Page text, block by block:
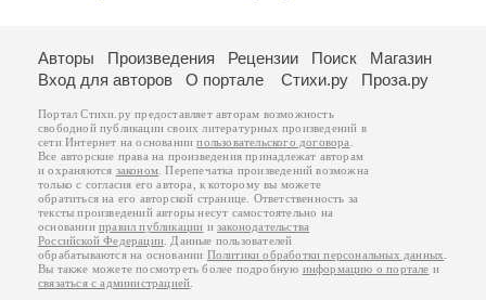
Авторы Произведения Рецензии Поиск
Магазин
Вход для авторов
О портале Стихи.ру Проза.ру
Портал Стихи.ру предоставляет авторам возможность
свободной публикации своих литературных произведений в
сети Интернет на основаниипользовательского договора.
Все авторские права на произведения принадлежат авторам
и охраняются законом. Перепечатка произведений возможна
только с согласия его автора, к которому вы можете
обратиться на его авторской странице. Ответственность за
тексты произведений авторы несут самостоятельно на
основанииправил публикации изаконодательства
Российской Федерации. Данные пользователей
обрабатываются на основании Политики обработки персональных данных.
Вы также можете посмотреть более подробную информацию о портале и
связаться с администрацией.